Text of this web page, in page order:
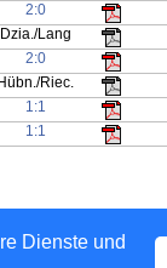
Dienste und
2:0
Dzia./Lang
2:0
Hübn./Riec.
1:1
1:1